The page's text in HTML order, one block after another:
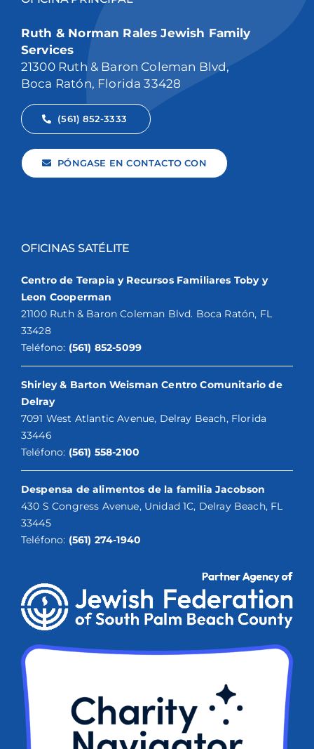
Ruth & Norman Rales Jewish Family
Services
21300 Ruth & Baron Coleman Blvd,
Boca Ratón, Florida 33428
(561) 852-3333
PÓNGASE EN CONTACTO CON
OFICINAS SATÉLITE
Centro de Terapia y Recursos Familiares Toby y
Leon Cooperman
21100 Ruth & Baron Coleman Blvd. Boca Ratón, FL
33428
Teléfono: (561) 852-5099
Shirley & Barton Weisman Centro Comunitario de
Delray
7091 West Atlantic Avenue, Delray Beach, Florida
33446
Teléfono: (561) 558-2100
Despensa de alimentos de la familia Jacobson
430 S Congress Avenue, Unidad 1C, Delray Beach, FL
33445
Teléfono: (561) 274-1940